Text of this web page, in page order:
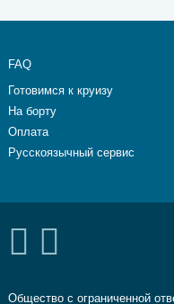
FAQ
Готовимся к круизу
На борту
Оплата
Русскоязычный сервис
Общество с ограниченной